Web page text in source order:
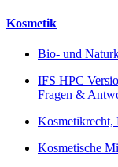
Kosmetik
Bio- und
IFS HPC
Fragen &
Kosmetikrecht,
Kosmetische